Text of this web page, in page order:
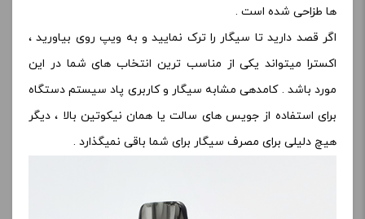
ها طزاحی شده است .
اگر قصد دارید تا سیگار را ترک نمایید و به ویپ روی بیاورید ،
اکسترا میتواند یکی از مناسب ترین انتخاب های شما در این
مورد باشد . کامدهی مشابه سیگار و کاربری پاد سیستم دستگاه
برای استفاده از جویس های سالت یا همان نیکوتین بالا ، دیگر
هیچ دلیلی برای مصرف سیگار برای شما باقی نمیگذارد .